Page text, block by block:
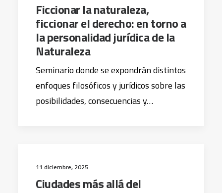
Ficcionar la naturaleza,
ficcionar el derecho: en torno a
la personalidad jurídica de la
Naturaleza
Seminario donde se expondrán distintos
enfoques filosóficos y jurídicos sobre las
posibilidades, consecuencias y…
11 diciembre, 2025
Ciudades más allá del